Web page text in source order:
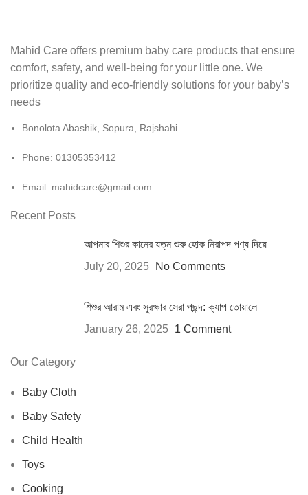
Mahid Care offers premium baby care products that ensure
comfort, safety, and well-being for your little one. We
prioritize quality and eco-friendly solutions for your baby’s
needs
Bonolota Abashik, Sopura, Rajshahi
Phone: 01305353412
Email: mahidcare@gmail.com
Recent Posts
আপনার শিশুর কানের যত্ন শুরু হোক নিরাপদ পণ্য দিয়ে
July 20, 2025
No Comments
শিশুর আরাম এবং সুরক্ষার সেরা পছন্দ: ক্যাপ তোয়ালে
January 26, 2025 1 Comment
Our Category
Baby Cloth
Baby Safety
Child Health
Toys
Cooking